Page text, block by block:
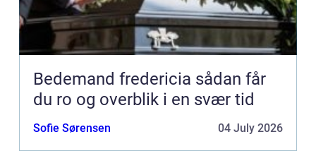
Bedemand fredericia sådan får
du ro og overblik i en svær tid
Sofie Sørensen 04 July 2026